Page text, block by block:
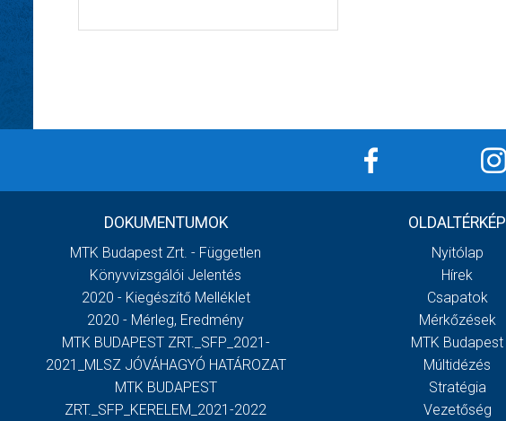
DOKUMENTUMOK
MTK Budapest Zrt. - Független
Könyvvizsgálói Jelentés
2020 - Kiegészítő Melléklet
2020 - Mérleg, Eredmény
MTK BUDAPEST ZRT._SFP_2021-
2021_MLSZ JÓVÁHAGYÓ HATÁROZAT
MTK BUDAPEST
ZRT._SFP_KERELEM_2021-2022
OLDALTÉRKÉP
Nyitólap
Hírek
Csapatok
Mérkőzések
MTK Budapest
Múltidézés
Stratégia
Vezetőség